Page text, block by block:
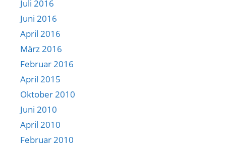
Juli 2016
Juni 2016
April 2016
März 2016
Februar 2016
April 2015
Oktober 2010
Juni 2010
April 2010
Februar 2010